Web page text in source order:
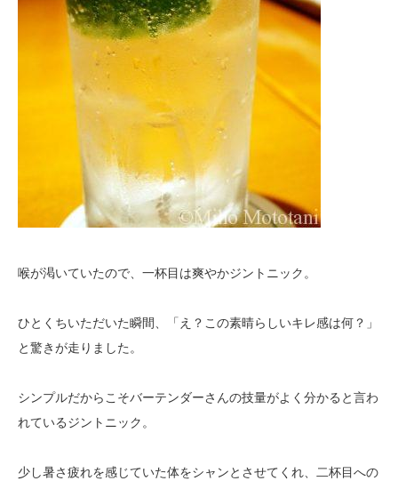
喉が渇いていたので、一杯目は爽やかジントニック。
ひとくちいただいた瞬間、「え？この素晴らしいキレ感は何？」
と驚きが走りました。
シンプルだからこそバーテンダーさんの技量がよく分かると言わ
れているジントニック。
少し暑さ疲れを感じていた体をシャンとさせてくれ、二杯目への